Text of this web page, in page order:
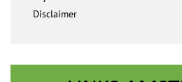
Disclaimer